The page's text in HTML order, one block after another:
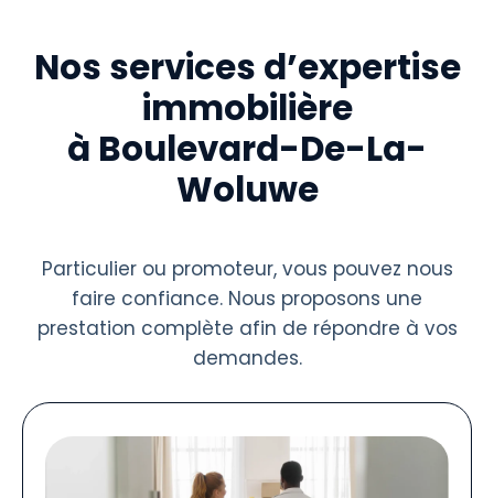
Nos services d’expertise
immobilière
à Boulevard-De-La-
Woluwe
Particulier ou promoteur, vous pouvez nous
faire confiance. Nous proposons une
prestation complète afin de répondre à vos
demandes.